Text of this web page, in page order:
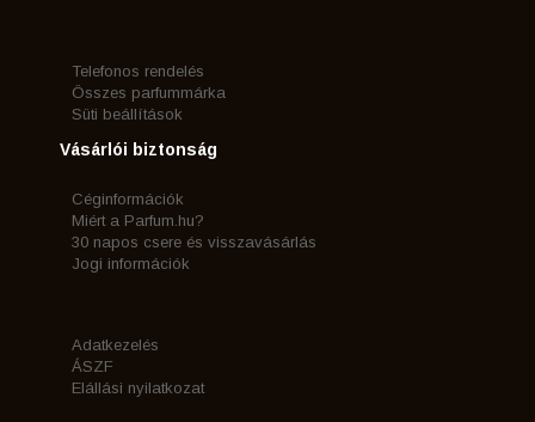
Telefonos rendelés
Összes parfummárka
Süti beállítások
Vásárlói biztonság
Céginformációk
Miért a Parfum.hu?
30 napos csere és visszavásárlás
Jogi információk
Adatkezelés
ÁSZF
Elállási nyilatkozat